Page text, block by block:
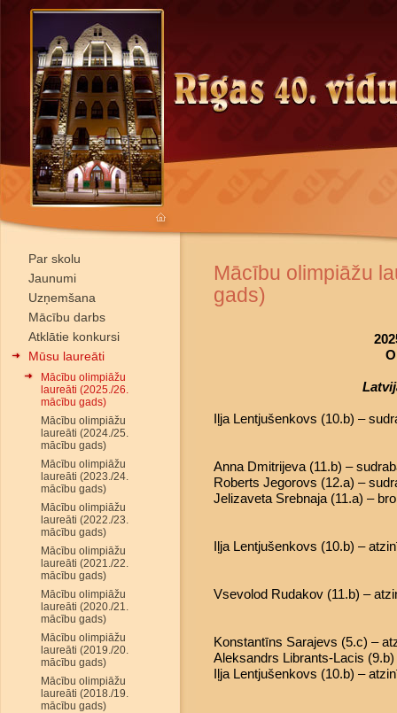
Par skolu
Jaunumi
Uzņemšana
Mācību darbs
Atklātie konkursi
Mūsu laureāti
Mācību olimpiāžu
laureāti (2025./26.
mācību gads)
Mācību olimpiāžu
laureāti (2024./25.
mācību gads)
Mācību olimpiāžu
laureāti (2023./24.
mācību gads)
Mācību olimpiāžu
laureāti (2022./23.
mācību gads)
Mācību olimpiāžu
laureāti (2021./22.
mācību gads)
Mācību olimpiāžu
laureāti (2020./21.
mācību gads)
Mācību olimpiāžu
laureāti (2019./20.
mācību gads)
Mācību olimpiāžu
laureāti (2018./19.
mācību gads)
Mācību olimpiāžu
gads)
Iļja Lentjušenkovs (10.b) –
Anna Dmitrijeva (11.b) –
Roberts Jegorovs (12.a) –
Jelizaveta Srebnaja (11.a) –
Iļja Lentjušenkovs (10.b) –
Vsevolod Rudakov (11.b) –
Konstantīns Sarajevs (5.c) –
Aleksandrs Librants-Lacis
Iļja Lentjušenkovs (10.b) –